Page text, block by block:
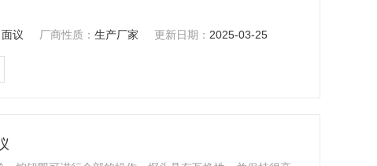
面议 厂商性质：生产厂家 更新日期： 2025-03-25